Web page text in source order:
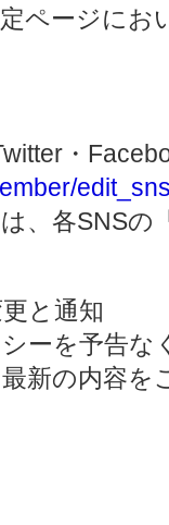
ページにお
・
、各SNSの
と通知
ーを予告
新の内容を